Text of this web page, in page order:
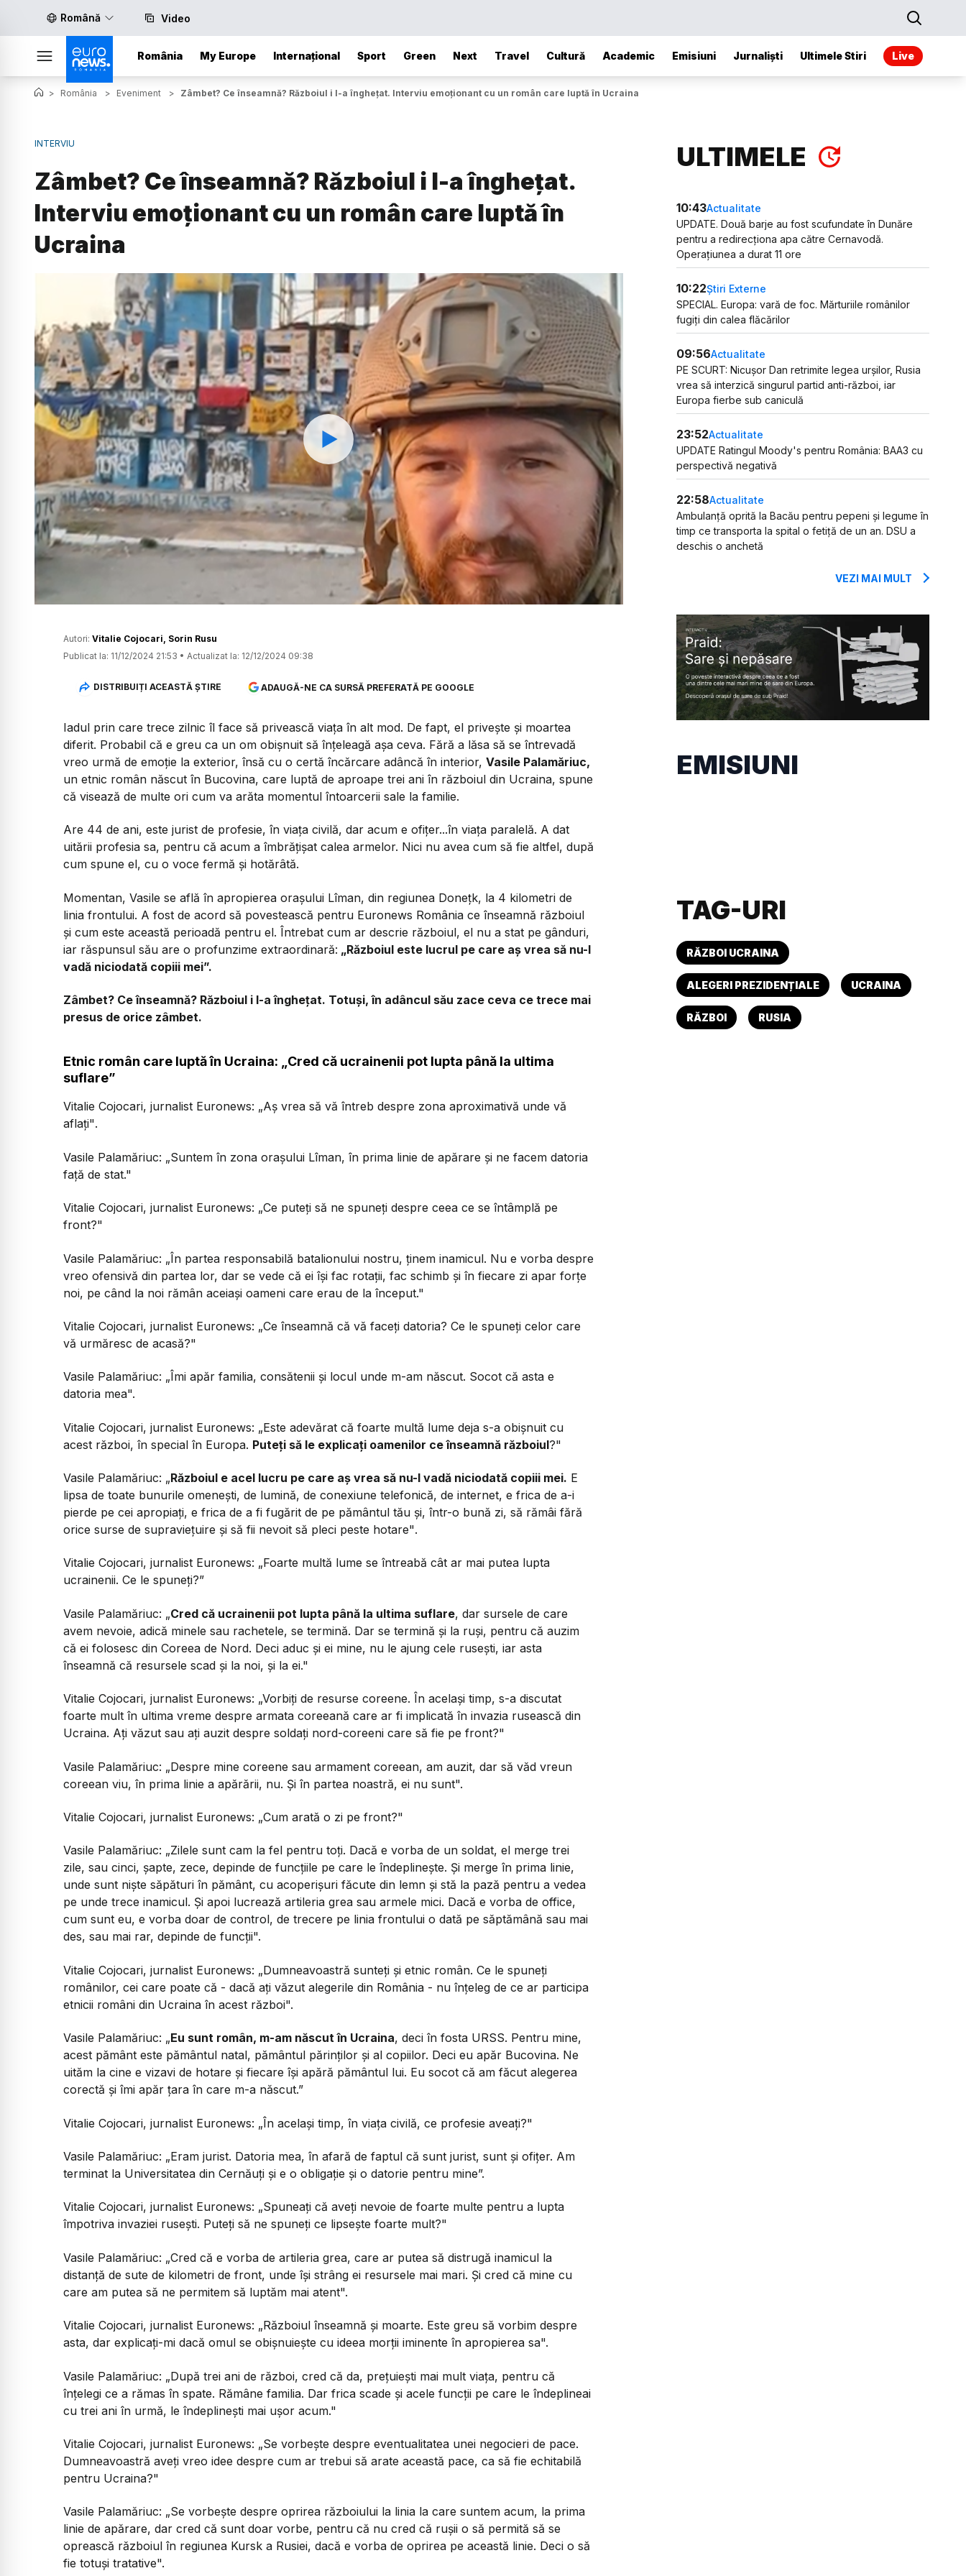
Română Video
România My Europe Internațional Sport Green Next Travel Cultură Academic Emisiuni Jurnaliști Ultimele Stiri Live
> România > Eveniment > Zâmbet? Ce înseamnă? Războiul i l-a înghețat. Interviu emoționant cu un român care luptă în Ucraina
INTERVIU
Zâmbet? Ce înseamnă? Războiul i l-a înghețat.
Interviu emoționant cu un român care luptă în
Ucraina
Watch
Autori: Vitalie Cojocari Sorin Rusu
Publicat la: 11/12/2024 21:53 • Actualizat la: 12/12/2024 09:38
DISTRIBUIȚI ACEASTĂ ȘTIRE ADAUGĂ-NE CA SURSĂ PREFERATĂ PE GOOGLE
Iadul prin care trece zilnic îl face să privească viața în alt mod. De fapt, el privește și moartea
diferit. Probabil că e greu ca un om obișnuit să înțeleagă așa ceva. Fără a lăsa să se întrevadă
vreo urmă de emoție la exterior, însă cu o certă încărcare adâncă în interior, Vasile Palamăriuc,
un etnic român născut în Bucovina, care luptă de aproape trei ani în războiul din Ucraina, spune
că visează de multe ori cum va arăta momentul întoarcerii sale la familie.
Are 44 de ani, este jurist de profesie, în viața civilă, dar acum e ofițer...în viața paralelă. A dat
uitării profesia sa, pentru că acum a îmbrățișat calea armelor. Nici nu avea cum să fie altfel, după
cum spune el, cu o voce fermă și hotărâtă.
Momentan, Vasile se află în apropierea orașului Lîman, din regiunea Donețk, la 4 kilometri de
linia frontului. A fost de acord să povestească pentru Euronews România ce înseamnă războiul
și cum este această perioadă pentru el. Întrebat cum ar descrie războiul, el nu a stat pe gânduri,
iar răspunsul său are o profunzime extraordinară: „Războiul este lucrul pe care aș vrea să nu-l
vadă niciodată copiii mei”.
Zâmbet? Ce înseamnă? Războiul i l-a înghețat. Totuși, în adâncul său zace ceva ce trece mai
presus de orice zâmbet.
Etnic român care luptă în Ucraina: „Cred că ucrainenii pot lupta până la ultima
suflare”
Vitalie Cojocari, jurnalist Euronews: „Aș vrea să vă întreb despre zona aproximativă unde vă
aflați".
Vasile Palamăriuc: „Suntem în zona orașului Lîman, în prima linie de apărare și ne facem datoria
față de stat."
Vitalie Cojocari, jurnalist Euronews: „Ce puteți să ne spuneți despre ceea ce se întâmplă pe
front?"
Vasile Palamăriuc: „În partea responsabilă batalionului nostru, ținem inamicul. Nu e vorba despre
vreo ofensivă din partea lor, dar se vede că ei își fac rotații, fac schimb și în fiecare zi apar forțe
noi, pe când la noi rămân aceiași oameni care erau de la început."
Vitalie Cojocari, jurnalist Euronews: „Ce înseamnă că vă faceți datoria? Ce le spuneți celor care
vă urmăresc de acasă?"
Vasile Palamăriuc: „Îmi apăr familia, consătenii și locul unde m-am născut. Socot că asta e
datoria mea".
Vitalie Cojocari, jurnalist Euronews: „Este adevărat că foarte multă lume deja s-a obișnuit cu
acest război, în special în Europa. Puteți să le explicați oamenilor ce înseamnă războiul?"
Vasile Palamăriuc: „Războiul e acel lucru pe care aș vrea să nu-l vadă niciodată copiii mei. E
lipsa de toate bunurile omenești, de lumină, de conexiune telefonică, de internet, e frica de a-i
pierde pe cei apropiați, e frica de a fi fugărit de pe pământul tău și, într-o bună zi, să rămâi fără
orice surse de supraviețuire și să fii nevoit să pleci peste hotare".
Vitalie Cojocari, jurnalist Euronews: „Foarte multă lume se întreabă cât ar mai putea lupta
ucrainenii. Ce le spuneți?”
Vasile Palamăriuc: „Cred că ucrainenii pot lupta până la ultima suflare, dar sursele de care
avem nevoie, adică minele sau rachetele, se termină. Dar se termină și la ruși, pentru că auzim
că ei folosesc din Coreea de Nord. Deci aduc și ei mine, nu le ajung cele rusești, iar asta
înseamnă că resursele scad și la noi, și la ei."
Vitalie Cojocari, jurnalist Euronews: „Vorbiți de resurse coreene. În același timp, s-a discutat
foarte mult în ultima vreme despre armata coreeană care ar fi implicată în invazia rusească din
Ucraina. Ați văzut sau ați auzit despre soldați nord-coreeni care să fie pe front?"
Vasile Palamăriuc: „Despre mine coreene sau armament coreean, am auzit, dar să văd vreun
coreean viu, în prima linie a apărării, nu. Și în partea noastră, ei nu sunt".
Vitalie Cojocari, jurnalist Euronews: „Cum arată o zi pe front?"
Vasile Palamăriuc: „Zilele sunt cam la fel pentru toți. Dacă e vorba de un soldat, el merge trei
zile, sau cinci, șapte, zece, depinde de funcțiile pe care le îndeplinește. Și merge în prima linie,
unde sunt niște săpături în pământ, cu acoperișuri făcute din lemn și stă la pază pentru a vedea
pe unde trece inamicul. Și apoi lucrează artileria grea sau armele mici. Dacă e vorba de office,
cum sunt eu, e vorba doar de control, de trecere pe linia frontului o dată pe săptămână sau mai
des, sau mai rar, depinde de funcții".
Vitalie Cojocari, jurnalist Euronews: „Dumneavoastră sunteți și etnic român. Ce le spuneți
românilor, cei care poate că - dacă ați văzut alegerile din România - nu înțeleg de ce ar participa
etnicii români din Ucraina în acest război".
Vasile Palamăriuc: „Eu sunt român, m-am născut în Ucraina, deci în fosta URSS. Pentru mine,
acest pământ este pământul natal, pământul părinților și al copiilor. Deci eu apăr Bucovina. Ne
uităm la cine e vizavi de hotare și fiecare își apără pământul lui. Eu socot că am făcut alegerea
corectă și îmi apăr țara în care m-a născut.”
Vitalie Cojocari, jurnalist Euronews: „În același timp, în viața civilă, ce profesie aveați?"
Vasile Palamăriuc: „Eram jurist. Datoria mea, în afară de faptul că sunt jurist, sunt și ofițer. Am
terminat la Universitatea din Cernăuți și e o obligație și o datorie pentru mine”.
Vitalie Cojocari, jurnalist Euronews: „Spuneați că aveți nevoie de foarte multe pentru a lupta
împotriva invaziei rusești. Puteți să ne spuneți ce lipsește foarte mult?"
Vasile Palamăriuc: „Cred că e vorba de artileria grea, care ar putea să distrugă inamicul la
distanță de sute de kilometri de front, unde își strâng ei resursele mai mari. Și cred că mine cu
care am putea să ne permitem să luptăm mai atent".
Vitalie Cojocari, jurnalist Euronews: „Războiul înseamnă și moarte. Este greu să vorbim despre
asta, dar explicați-mi dacă omul se obișnuiește cu ideea morții iminente în apropierea sa".
Vasile Palamăriuc: „După trei ani de război, cred că da, prețuiești mai mult viața, pentru că
înțelegi ce a rămas în spate. Rămâne familia. Dar frica scade și acele funcții pe care le îndeplineai
cu trei ani în urmă, le îndeplinești mai ușor acum."
Vitalie Cojocari, jurnalist Euronews: „Se vorbește despre eventualitatea unei negocieri de pace.
Dumneavoastră aveți vreo idee despre cum ar trebui să arate această pace, ca să fie echitabilă
pentru Ucraina?"
Vasile Palamăriuc: „Se vorbește despre oprirea războiului la linia la care suntem acum, la prima
linie de apărare, dar cred că sunt doar vorbe, pentru că nu cred că rușii o să permită să se
oprească războiul în regiunea Kursk a Rusiei, dacă e vorba de oprirea pe această linie. Deci o să
fie totuși tratative".
ULTIMELE
10:43Actualitate
UPDATE. Două barje au fost scufundate în Dunăre
pentru a redirecționa apa către Cernavodă.
Operațiunea a durat 11 ore
10:22Știri Externe
SPECIAL. Europa: vară de foc. Mărturiile românilor
fugiți din calea flăcărilor
09:56Actualitate
PE SCURT: Nicușor Dan retrimite legea urșilor, Rusia
vrea să interzică singurul partid anti-război, iar
Europa fierbe sub caniculă
23:52Actualitate
UPDATE Ratingul Moody's pentru România: BAA3 cu
perspectivă negativă
22:58Actualitate
Ambulanță oprită la Bacău pentru pepeni și legume în
timp ce transporta la spital o fetiță de un an. DSU a
deschis o anchetă
VEZI MAI MULT
EMISIUNI
TAG-URI
RĂZBOI UCRAINA
ALEGERI PREZIDENȚIALE UCRAINA
RĂZBOI RUSIA